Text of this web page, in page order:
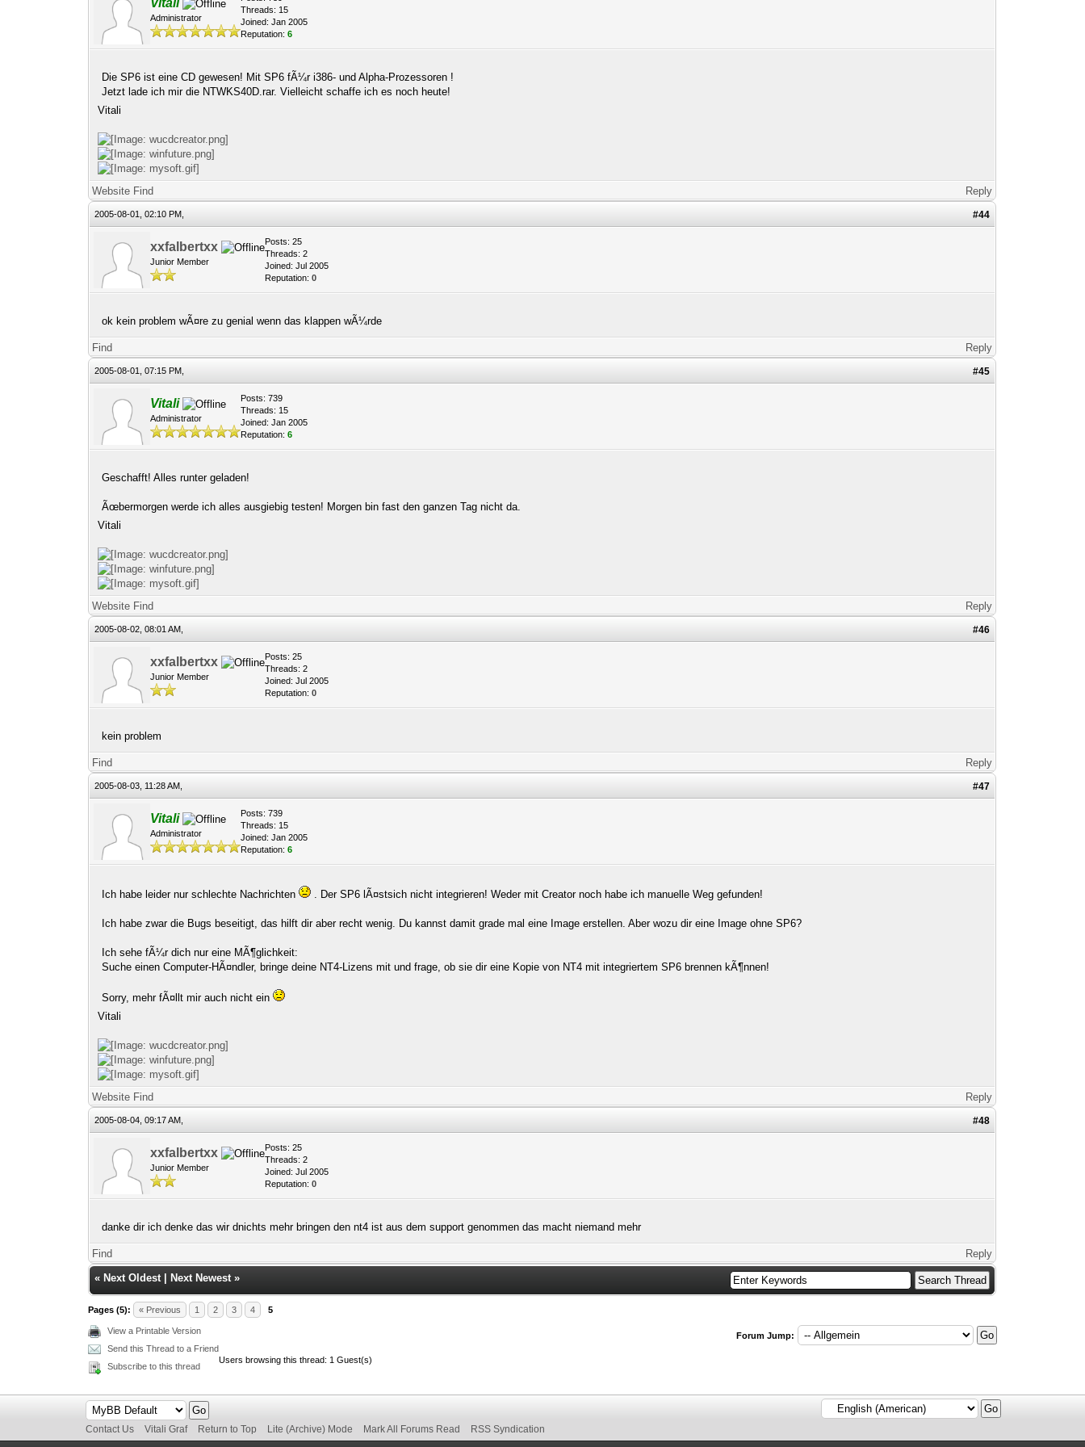
Administrator
Threads: 15
Joined: Jan 2005
Reputation:6
Die SP6 ist eine CD gewesen! Mit SP6 fÃ¼r i386- und Alpha-Prozessoren !
Jetzt lade ich mir die NTWKS40D.rar. Vielleicht schaffe ich es noch heute!
Vitali
Website Find Reply
2005-08-01, 02:10 PM, #44
xxfalbertxx
Junior Member
Posts: 25
Threads: 2
Joined: Jul 2005
Reputation:0
ok kein problem wÃ¤re zu genial wenn das klappen wÃ¼rde
Find Reply
2005-08-01, 07:15 PM, #45
Vitali
Administrator
Posts: 739
Threads: 15
Joined: Jan 2005
Reputation:6
Geschafft! Alles runter geladen!
Ãœbermorgen werde ich alles ausgiebig testen! Morgen bin fast den ganzen Tag nicht da.
Vitali
Website Find Reply
2005-08-02, 08:01 AM, #46
xxfalbertxx
Junior Member
Posts: 25
Threads: 2
Joined: Jul 2005
Reputation:0
kein problem
Find Reply
2005-08-03, 11:28 AM, #47
Vitali
Administrator
Posts: 739
Threads: 15
Joined: Jan 2005
Reputation:6
Ich habe leider nur schlechte Nachrichten . Der SP6 lÃ¤stsich nicht integrieren! Weder mit Creator noch habe ich manuelle Weg gefunden!
Ich habe zwar die Bugs beseitigt, das hilft dir aber recht wenig. Du kannst damit grade mal eine Image erstellen. Aber wozu dir eine Image ohne SP6?
Ich sehe fÃ¼r dich nur eine MÃ¶glichkeit:
Suche einen Computer-HÃ¤ndler, bringe deine NT4-Lizens mit und frage, ob sie dir eine Kopie von NT4 mit integriertem SP6 brennen kÃ¶nnen!
Sorry, mehr fÃ¤llt mir auch nicht ein
Vitali
Website Find Reply
2005-08-04, 09:17 AM, #48
xxfalbertxx
Junior Member
Posts: 25
Threads: 2
Joined: Jul 2005
Reputation:0
danke dir ich denke das wir dnichts mehr bringen den nt4 ist aus dem support genommen das macht niemand mehr
Find
Reply
« Next Oldest Next Newest »
Pages (5): « Previous 1 2 3 4 5
View a Printable Version
Send this Thread to a Friend
Subscribe to this thread
Forum Jump:
Users browsing this thread: 1 Guest(s)
Contact Us Vitali Graf Return to Top Lite (Archive) Mode Mark All Forums Read RSS Syndication